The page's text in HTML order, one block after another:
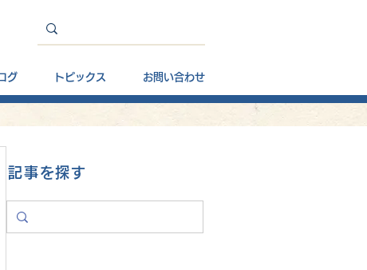
グ トピックス お問い合わせ
記事を探す